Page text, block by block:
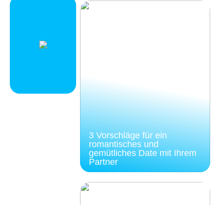
3 Vorschläge für ein
romantisches und
gemütliches Date mit Ihrem
Partner